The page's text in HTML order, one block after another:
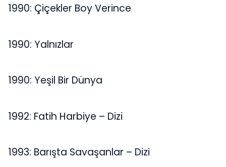
1990: Çiçekler Boy Verince
1990: Yalnızlar
1990: Yeşil Bir Dünya
1992: Fatih Harbiye – Dizi
1993: Barışta Savaşanlar – Dizi